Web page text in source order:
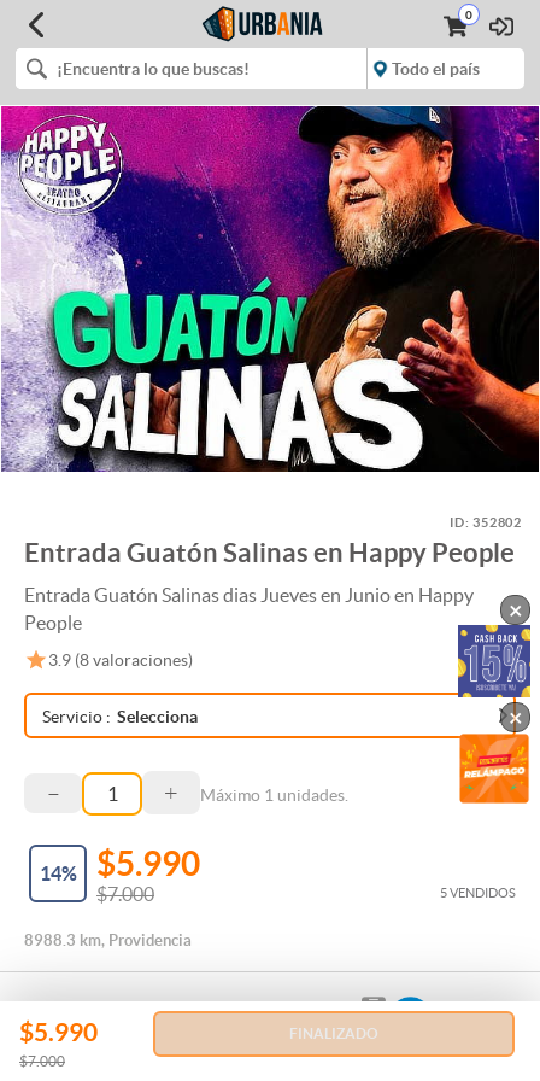
0
ID:352802
Entrada Guatón Salinas en Happy People
Entrada Guatón Salinas dias Jueves en Junio en Happy
People
3.9 (8 valoraciones)
Servicio : Selecciona
– + Máximo 1 unidades.
14% $5.990
$7.000 5 VENDIDOS
8988.3 km, Providencia
$5.990
$7.000
FINALIZADO
×
×